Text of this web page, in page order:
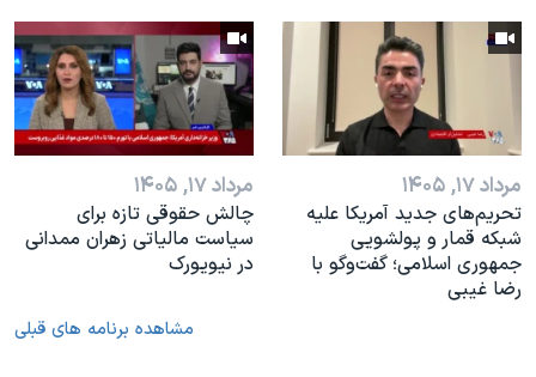
مرداد ۱۷, ۱۴۰۵
تحریم‌های جدید آمریکا علیه
شبکه قمار و پولشویی
جمهوری اسلامی؛ گفت‌وگو با
رضا غیبی
مرداد ۱۷, ۱۴۰۵
چالش حقوقی تازه برای
سیاست مالیاتی زهران ممدانی
در نیویورک
مشاهده برنامه های قبلی